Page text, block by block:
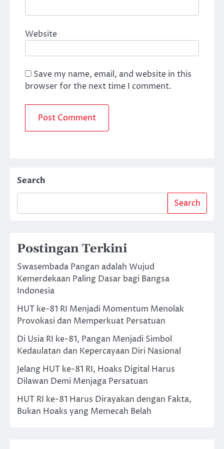
Website
Save my name, email, and website in this
browser for the next time I comment.
Search
Search
Postingan Terkini
Swasembada Pangan adalah Wujud
Kemerdekaan Paling Dasar bagi Bangsa
Indonesia
HUT ke-81 RI Menjadi Momentum Menolak
Provokasi dan Memperkuat Persatuan
Di Usia RI ke-81, Pangan Menjadi Simbol
Kedaulatan dan Kepercayaan Diri Nasional
Jelang HUT ke-81 RI, Hoaks Digital Harus
Dilawan Demi Menjaga Persatuan
HUT RI ke-81 Harus Dirayakan dengan Fakta,
Bukan Hoaks yang Memecah Belah